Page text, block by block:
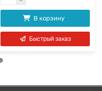
В корзину
Быстрый заказ